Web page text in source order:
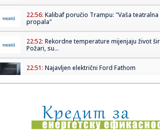
22:56: Kalibaf poručio Trampu: "Vaša
propala"
22:52: Rekordne temperature mijenjaju život
Požari, su...
22:51: Najavljen električni Ford Fathom
22:49:Štab za vanredne situacije: U većem delu
restrikcij...